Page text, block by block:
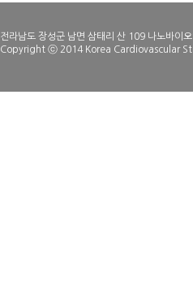
전라남도 장성군 남면 삼태리 산 109 나노바
Copyright ⓒ 2014 Korea Cardiovascular